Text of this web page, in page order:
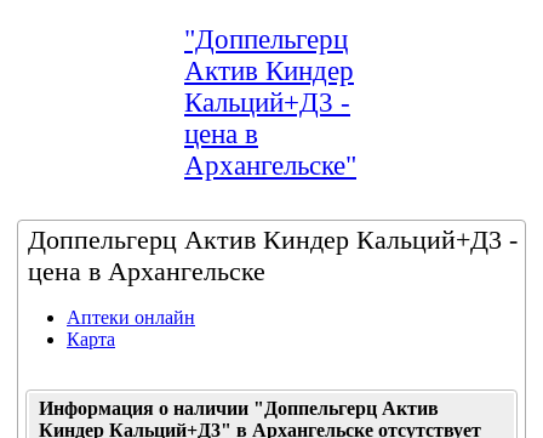
"Доппельгерц
Актив Киндер
Кальций+Д3 -
цена в
Архангельске"
Доппельгерц Актив Киндер Кальций+Д3 -
цена в Архангельске
Аптеки онлайн
Карта
Информация о наличии "Доппельгерц Актив
Киндер Кальций+Д3" в Архангельске отсутствует